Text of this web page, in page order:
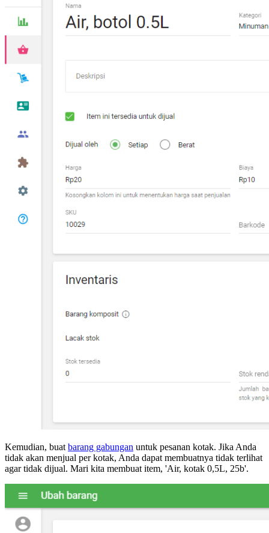
Kemudian, buat barang gabungan untuk pesanan kotak. Jika Anda
tidak akan menjual per kotak, Anda dapat membuatnya tidak terlihat
agar tidak dijual. Mari kita membuat item, 'Air, kotak 0,5L, 25b'.